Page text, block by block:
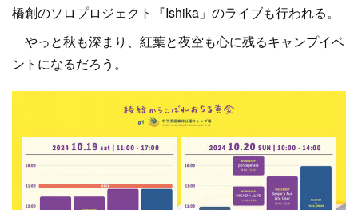
橋創のソロプロジェクト『Ishika」のライブも行われる。
やっと秋も深まり、紅葉と夜空も心に残るキャンプイベ
ントになるだろう。